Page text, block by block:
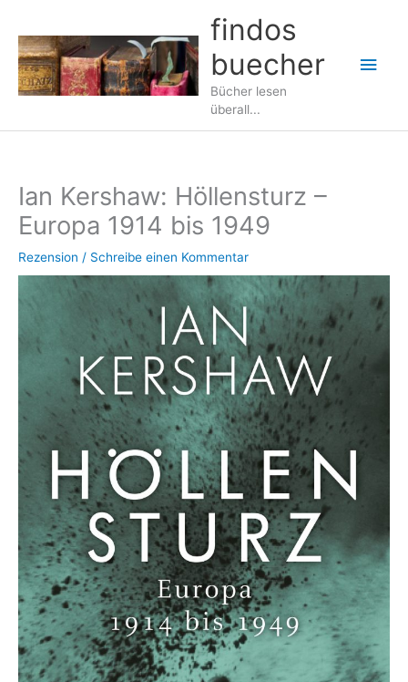
Inhalt
springen
findos
buecher
Bücher lesen
überall...
Ian Kershaw: Höllensturz –
Europa 1914 bis 1949
Rezension / Schreibe einen Kommentar